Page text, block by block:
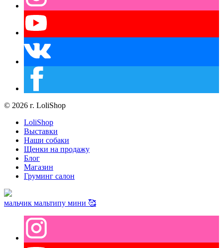
© 2026 г. LoliShop
LoliShop
Выставки
Наши собаки
Щенки на продажу
Блог
Магазин
Груминг салон
мальчик мальтипу мини 🥰